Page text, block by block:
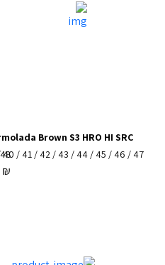
Brown S3 HRO HI SRC
40 / 41 / 42 / 43 / 44 / 45 / 46 / 47
₪
48